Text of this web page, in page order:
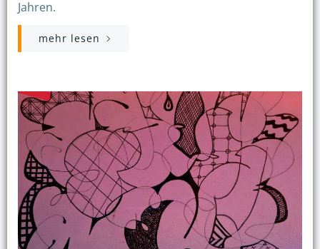
Jahren.
mehr lesen